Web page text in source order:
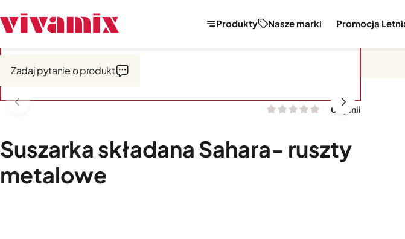
Produkty Nasze marki Promocja
Pozostałe AGD do kuchni
0 opinii
Suszarka składana Sahara- ruszty
metalowe
Zadaj pytanie o produkt